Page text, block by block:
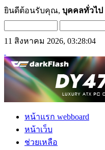
ยินดีต้อนรับคุณ, บุคคลทั่วไป
11 สิงหาคม 2026, 03:28:04
หน้าแรก webboard
หน้าเว็บ
ช่วยเหลือ